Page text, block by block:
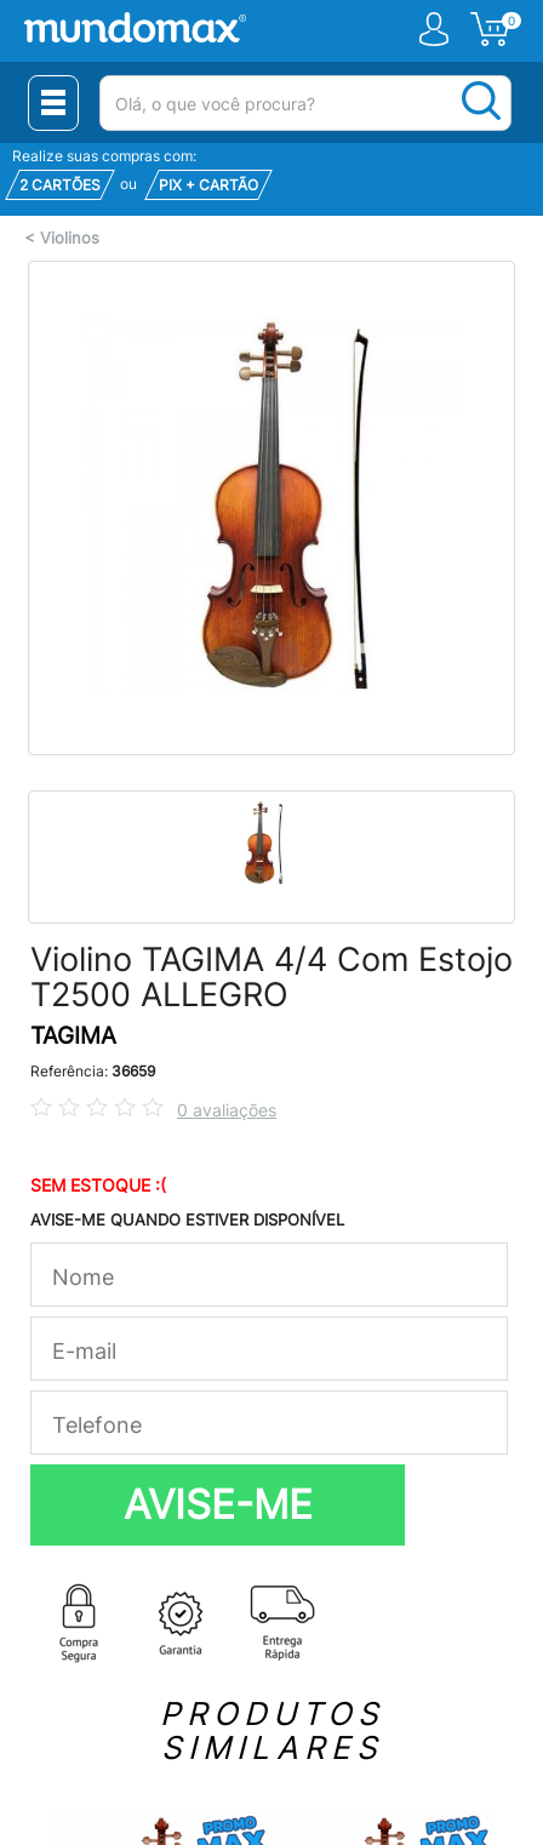
0
(pesquisar)
Realize suas compras com:
2 CARTÕES
ou PIX + CARTÃO
< Violinos
Violino TAGIMA 4/4 Com Estojo
T2500 ALLEGRO
TAGIMA
Referência: 36659
0 avaliações
SEM ESTOQUE :(
AVISE-ME QUANDO ESTIVER DISPONÍVEL
AVISE-ME
PRODUTOS
SIMILARES